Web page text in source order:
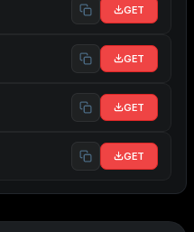
GET
GET
GET
GET